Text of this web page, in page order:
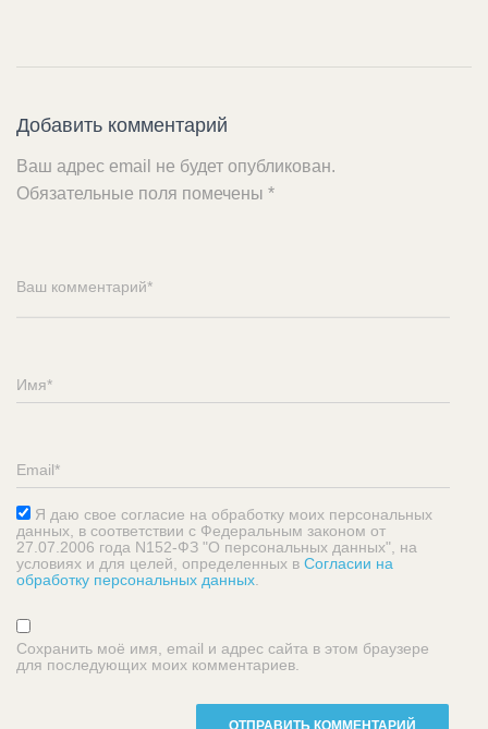
Добавить комментарий
Ваш адрес email не будет опубликован.
Обязательные поля помечены *
Я даю свое согласие на обработку моих персональных
данных, в соответствии с Федеральным законом от
27.07.2006 года N152-ФЗ "О персональных данных", на
условиях и для целей, определенных в Согласии на
обработку персональных данных
Сохранить моё имя, email и адрес сайта в этом браузере
для последующих моих комментариев.